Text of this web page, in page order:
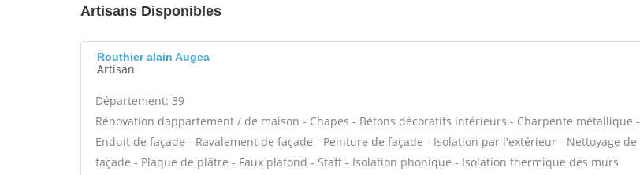
Artisans Disponibles
Routhier alain Augea
Artisan
Département: 39
Rénovation dappartement / de maison - Chapes - Bétons décoratifs intérieurs - Charpente métallique -
Enduit de façade - Ravalement de façade - Peinture de façade - Isolation par l'extérieur - Nettoyage de
façade - Plaque de plâtre - Faux plafond - Staff - Isolation phonique - Isolation thermique des murs